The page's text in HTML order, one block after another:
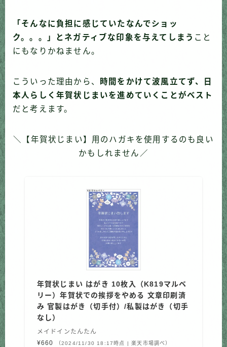
「そんなに負担に感じていたなんでショッ
ク。。。」とネガティブな印象を与えてしまう こと
にもなりかねません。
こういった理由から、
時間をかけて波風立てず、日
本人らしく年賀状じまいを進めていくことがベスト
だと考えます。
＼【年賀状じまい】用のハガキを使用するのも良い
かもしれません／
年賀状じまい はがき 10枚入（K819マルベ
リー）年賀状での挨拶をやめる 文章印刷済
み 官製はがき（切手付）/私製はがき（切手
なし）
メイドインたんたん
¥660
（2024/11/30 18:17時点 | 楽天市場調べ）